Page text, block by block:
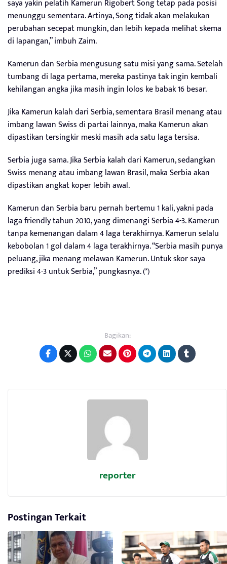
saya yakin pelatih Kamerun Rigobert Song tetap pada posisi
menunggu sementara. Artinya, Song tidak akan melakukan
perubahan secepat mungkin, dan lebih kepada melihat skema
di lapangan,” imbuh Zaim.
Kamerun dan Serbia mengusung satu misi yang sama. Setelah
tumbang di laga pertama, mereka pastinya tak ingin kembali
kehilangan angka jika masih ingin lolos ke babak 16 besar.
Jika Kamerun kalah dari Serbia, sementara Brasil menang atau
imbang lawan Swiss di partai lainnya, maka Kamerun akan
dipastikan tersingkir meski masih ada satu laga tersisa.
Serbia juga sama. Jika Serbia kalah dari Kamerun, sedangkan
Swiss menang atau imbang lawan Brasil, maka Serbia akan
dipastikan angkat koper lebih awal.
Kamerun dan Serbia baru pernah bertemu 1 kali, yakni pada
laga friendly tahun 2010, yang dimenangi Serbia 4-3. Kamerun
tanpa kemenangan dalam 4 laga terakhirnya. Kamerun selalu
kebobolan 1 gol dalam 4 laga terakhirnya. “Serbia masih punya
peluang, jika menang melawan Kamerun. Untuk skor saya
prediksi 4-3 untuk Serbia,” pungkasnya. (*)
Bagikan:
reporter
Postingan Terkait